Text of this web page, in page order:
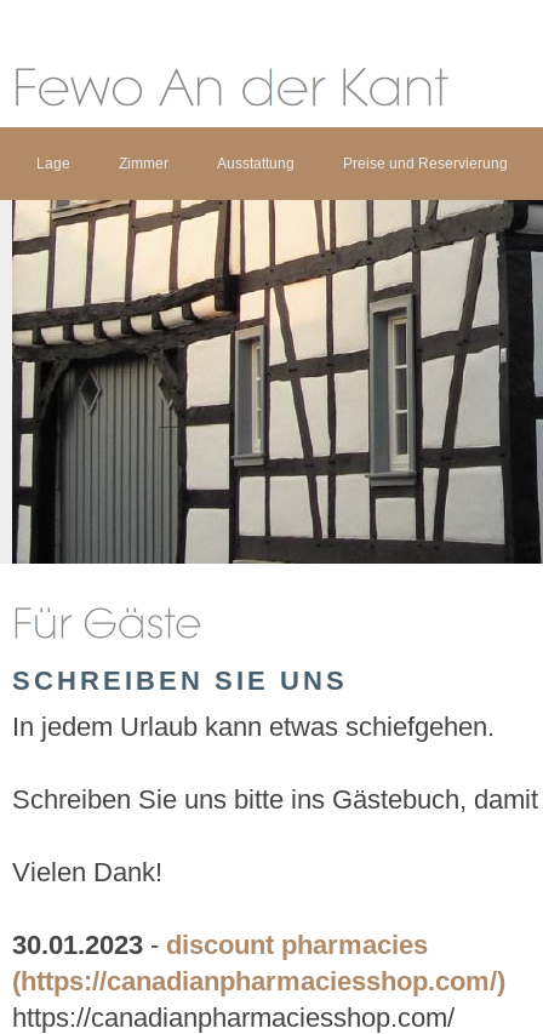
Lage Zimmer Ausstattung Preise und Reservierung
SCHREIBEN SIE UNS
In jedem Urlaub kann etwas schiefgehen.
Schreiben Sie uns bitte ins Gästebuch,
Vielen Dank!
30.01.2023 - discount pharmacies
(https://canadianpharmaciesshop.com/)
https://canadianpharmaciesshop.com/